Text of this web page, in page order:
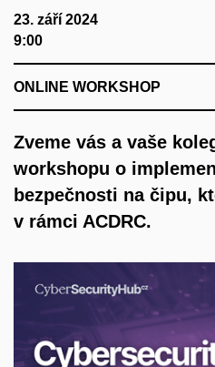
23. září 2024
9:00
ONLINE WORKSHOP
Zveme vás a vaše
workshopu o
bezpečnosti na čipu,
v rámci ACDRC.